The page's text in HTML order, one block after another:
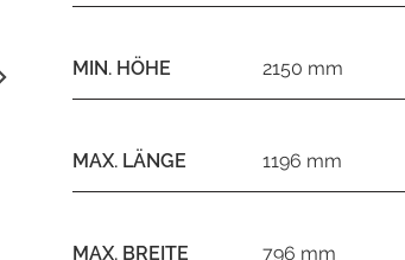
MIN. HÖHE 2150 mm
MAX. LÄNGE 1196 mm
MAX. BREITE 796 mm